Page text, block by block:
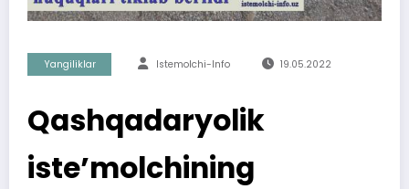
Yangiliklar Istemolchi-Info 19.05.2022
Qashqadaryolik
iste’molchining